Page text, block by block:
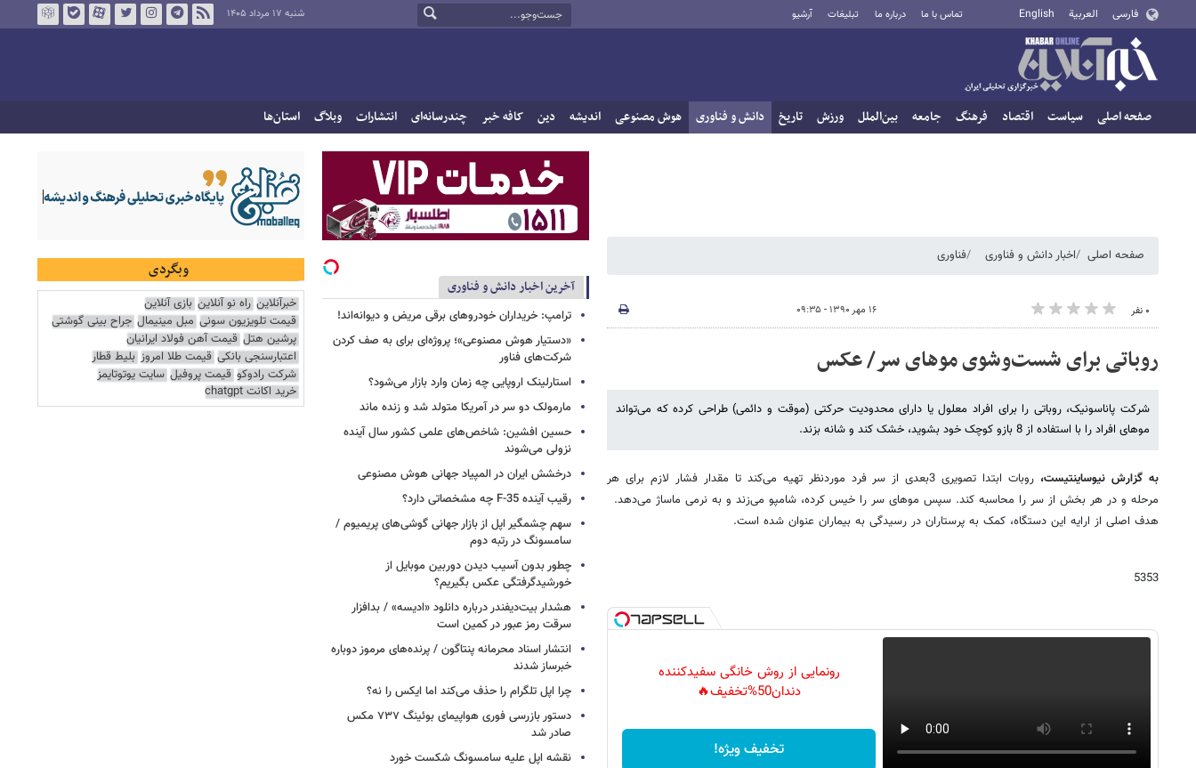
فارسی العربية English تماس با ما درباره ما تبلیغات آرشیو شنبه ۱۷ مرداد ۱۴۰۵
صفحه اصلی سیاست اقتصاد فرهنگ جامعه بین‌الملل ورزش تاریخ دانش و فناوری هوش مصنوعی اندیشه دین کافه خبر چندرسانه‌ای انتشارات وبلاگ استان‌ها
صفحه اصلی اخبار دانش و فناوری فناوری
۰ نفر ۱۶ مهر ۱۳۹۰ - ۰۹:۳۵
روباتی برای شست‌وشوی موهای سر/ عکس
شرکت پاناسونیک، روباتی را برای افراد معلول یا دارای محدودیت حرکتی (موقت و دائمی) طراحی کرده که می‌تواند
موهای افراد را با استفاده از 8 بازو کوچک خود بشوید، خشک کند و شانه بزند.
به گزارش نیوساینتیست،
روبات ابتدا تصویری 3بعدی از سر فرد موردنظر تهیه می‌کند تا مقدار فشار لازم برای هر
مرحله و در هر بخش از سر را محاسبه کند. سپس موهای سر را خیس کرده، شامپو می‌زند و به نرمی ماساژ می‌دهد.
هدف اصلی از ارایه این دستگاه، کمک به پرستاران در رسیدگی به بیماران عنوان شده است.
5353
رونمایی از روش خانگی سفیدکننده
دندان50%تخفیف🔥
تخفیف ویژه!
آخرین اخبار دانش و فناوری
ترامپ: خریداران خودروهای برقی مریض و دیوانه‌اند!
«دستیار هوش مصنوعی»؛ پروژه‌ای برای به صف کردن
شرکت‌های فناور
استارلینک اروپایی چه زمان وارد بازار می‌شود؟
مارمولک دو سر در آمریکا متولد شد و زنده ماند
حسین افشین: شاخص‌های علمی کشور سال آینده
نزولی می‌شوند
درخشش ایران در المپیاد جهانی هوش مصنوعی
رقیب آینده F-35 چه مشخصاتی دارد؟
سهم چشمگیر اپل از بازار جهانی گوشی‌های پریمیوم /
سامسونگ در رتبه دوم
چطور بدون آسیب دیدن دوربین موبایل از
خورشیدگرفتگی عکس بگیریم؟
هشدار بیت‌دیفندر درباره دانلود «ادیسه» / بدافزار
سرقت رمز عبور در کمین است
انتشار اسناد محرمانه پنتاگون / پرنده‌های مرموز دوباره
خبرساز شدند
چرا اپل تلگرام را حذف می‌کند اما ایکس را نه؟
دستور بازرسی فوری هواپیمای بوئینگ ۷۳۷ مکس
صادر شد
نقشه اپل علیه سامسونگ شکست خورد
وبگردی
خبرآنلاین راه نو آنلاین بازی آنلاین
قیمت تلویزیون سونی مبل مینیمال جراح بینی گوشتی
پرشین هتل قیمت آهن فولاد ایرانیان
اعتبارسنجی بانکی قیمت طلا امروز بلیط قطار
شرکت رادوکو قیمت پروفیل سایت یوتوتایمز
خرید اکانت chatgpt